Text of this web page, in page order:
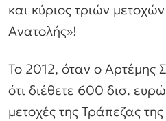
και κύριος τριών
Ανατολής»!
Το 2012, όταν ο Αρτέμης
ότι διέθετε 600 δισ.
μετοχές της Τράπεζας